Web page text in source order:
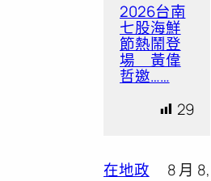
2026台南
七股海鮮
節熱鬧登
場 黃偉
哲邀……
29
在地政
8 月 8,